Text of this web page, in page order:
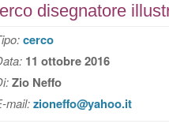
disegnatore
cerco
11 ottobre 2016
Zio Neffo
mail:zioneffo@yahoo.it